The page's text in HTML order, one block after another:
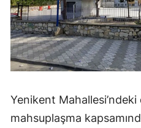
Yenikent Mahallesi’ndeki
mahsuplaşma